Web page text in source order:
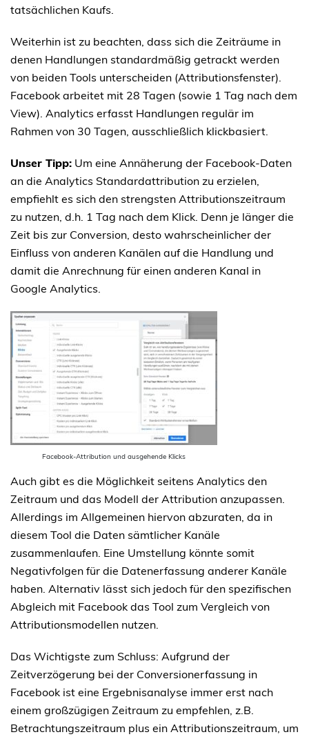
tatsächlichen Kaufs.
Weiterhin ist zu beachten, dass sich die Zeiträume in
denen Handlungen standardmäßig getrackt werden
von beiden Tools unterscheiden (Attributionsfenster).
Facebook arbeitet mit 28 Tagen (sowie 1 Tag nach dem
View). Analytics erfasst Handlungen regulär im
Rahmen von 30 Tagen, ausschließlich klickbasiert.
Unser Tipp: Um eine Annäherung der Facebook-Daten
an die Analytics Standardattribution zu erzielen,
empfiehlt es sich den strengsten Attributionszeitraum
zu nutzen, d.h. 1 Tag nach dem Klick. Denn je länger die
Zeit bis zur Conversion, desto wahrscheinlicher der
Einfluss von anderen Kanälen auf die Handlung und
damit die Anrechnung für einen anderen Kanal in
Google Analytics.
Facebook-Attribution und ausgehende Klicks
Auch gibt es die Möglichkeit seitens Analytics den
Zeitraum und das Modell der Attribution anzupassen.
Allerdings im Allgemeinen hiervon abzuraten, da in
diesem Tool die Daten sämtlicher Kanäle
zusammenlaufen. Eine Umstellung könnte somit
Negativfolgen für die Datenerfassung anderer Kanäle
haben. Alternativ lässt sich jedoch für den spezifischen
Abgleich mit Facebook das Tool zum Vergleich von
Attributionsmodellen nutzen.
Das Wichtigste zum Schluss: Aufgrund der
Zeitverzögerung bei der Conversionerfassung in
Facebook ist eine Ergebnisanalyse immer erst nach
einem großzügigen Zeitraum zu empfehlen, z.B.
Betrachtungszeitraum plus ein Attributionszeitraum, um